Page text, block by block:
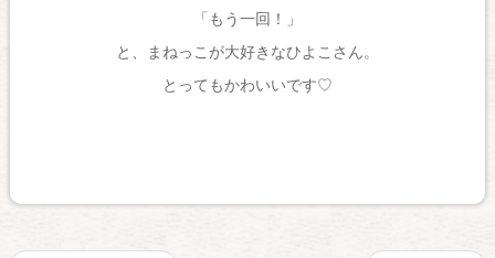
「もう一回！」
と、まねっこが大好きなひよこさん。
とってもかわいいです♡